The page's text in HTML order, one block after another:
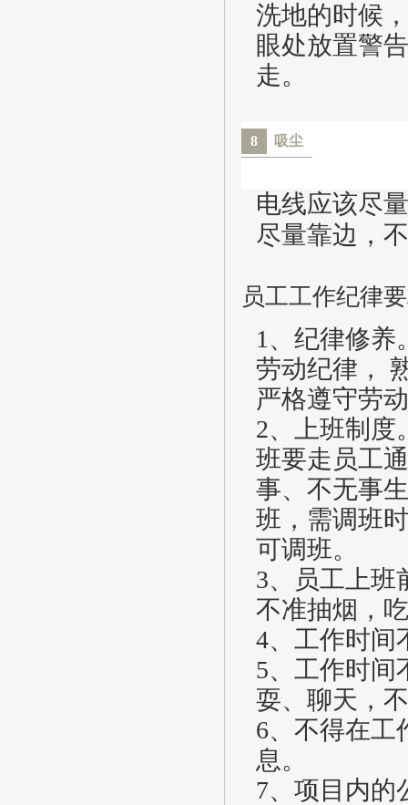
洗地的时候
眼处放置警
走。
8 吸尘
电线应该尽
尽量靠边，
员工工作纪律
1、纪律修养
劳动纪律，
严格遵守劳
2、上班制度
班要走员工
事、不无事
班，需调班
可调班。
3、员工上班
不准抽烟，
4、工作时间
5、工作时间
耍、聊天，
6、不得在工
息。
7、项目内的